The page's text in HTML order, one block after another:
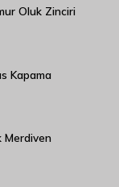
Oluk Zinciri
Kapama
Merdiven